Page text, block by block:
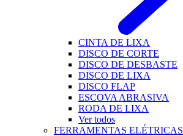
CINTA DE LIXA
DISCO DE CORTE
DISCO DE DESBASTE
DISCO DE LIXA
DISCO FLAP
ESCOVA ABRASIVA
RODA DE LIXA
Ver todos
FERRAMENTAS ELÉTRICAS